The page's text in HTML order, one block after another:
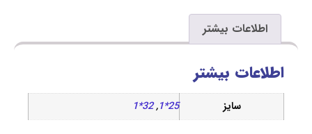
بیشتر
بیشتر
25*1